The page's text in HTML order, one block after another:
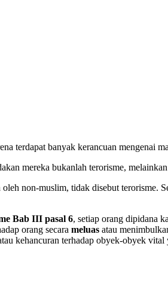
terdapat banyak kerancuan mengenai
mereka bukanlah terorisme,
non-muslim, tidak disebut terorisme.
Bab III pasal 6, setiap orang dipidana
orang secara meluas atau
kehancuran terhadap obyek-obyek